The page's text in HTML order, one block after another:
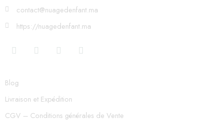
contact@nuagedenfant.ma
https://nuagedenfant.ma
Blog
Livraison et Expédition
CGV – Conditions générales de Vente